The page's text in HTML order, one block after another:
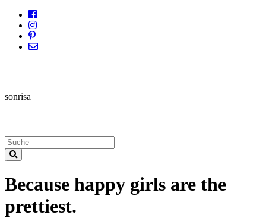
sonrisa
Because happy girls are the
prettiest.